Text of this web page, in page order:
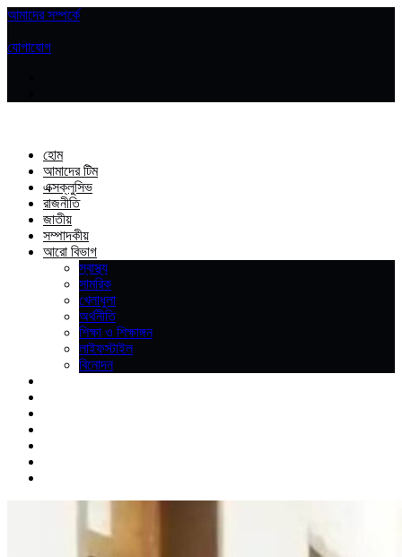
আমাদের সম্পর্কে
যোগাযোগ
হোম
আমাদের টিম
এক্সক্লুসিভ
রাজনীতি
জাতীয়
সম্পাদকীয়
আরো বিভাগ
স্বাস্থ্য
সামরিক
খেলাধুলা
অর্থনীতি
শিক্ষা ও শিক্ষাঙ্গন
লাইফস্টাইল
বিনোদন